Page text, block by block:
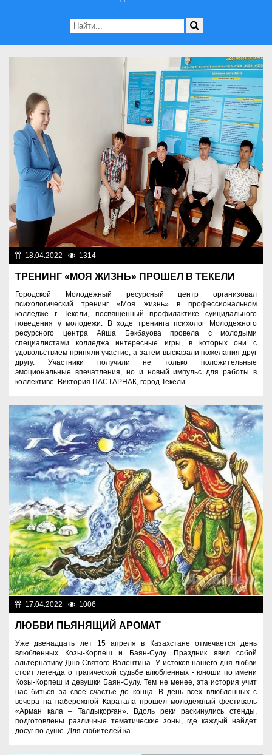
18.04.2022 1314
ТРЕНИНГ «МОЯ ЖИЗНЬ» ПРОШЕЛ В ТЕКЕЛИ
Городской Молодежный ресурсный центр организовал
психологический тренинг «Моя жизнь» в профессиональном
колледже г. Текели, посвященный профилактике суицидального
поведения у молодежи. В ходе тренинга психолог Молодежного
ресурсного центра Айша Бекбауова провела с молодыми
специалистами колледжа интересные игры, в которых они с
удовольствием приняли участие, а затем высказали пожелания друг
другу. Участники получили не только положительные
эмоциональные впечатления, но и новый импульс для работы в
коллективе. Виктория ПАСТАРНАК, город Текели
17.04.2022 1006
ЛЮБВИ ПЬЯНЯЩИЙ АРОМАТ
Уже двенадцать лет 15 апреля в Казахстане отмечается день
влюбленных Козы-Корпеш и Баян-Сулу. Праздник явил собой
альтернативу Дню Святого Валентина. У истоков нашего дня любви
стоит легенда о трагической судьбе влюбленных - юноши по имени
Козы-Корпеш и девушки Баян-Сулу. Тем не менее, эта история учит
нас биться за свое счастье до конца. В день всех влюбленных с
вечера на набережной Каратала прошел молодежный фестиваль
«Арман қала – Талдықорған». Вдоль реки раскинулись стенды,
подготовлены различные тематические зоны, где каждый найдет
досуг по душе. Для любителей ка...